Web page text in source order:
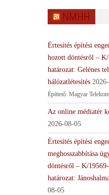
NMHH
Értesítés építési
hozott döntésről –
határozat: Gelénes
hálózatlétesítés
Építtető: Magyar
Az online médiatér
2026-08-05
Értesítés építési
meghosszabbítása
döntésről – K/
határozat:
08-05